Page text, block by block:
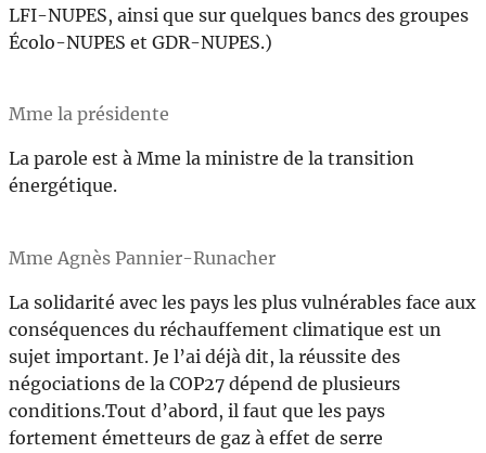
LFI-NUPES, ainsi que sur quelques bancs des groupes
Écolo-NUPES et GDR-NUPES.)
Mme la présidente
La parole est à Mme la ministre de la transition
énergétique.
Mme Agnès Pannier-Runacher
La solidarité avec les pays les plus vulnérables face aux
conséquences du réchauffement climatique est un
sujet important. Je l’ai déjà dit, la réussite des
négociations de la COP27 dépend de plusieurs
conditions.Tout d’abord, il faut que les pays
fortement émetteurs de gaz à effet de serre